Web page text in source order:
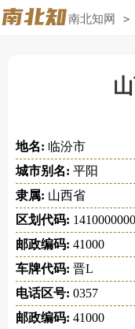
南北知网 >
地名: 临汾市
城市别名: 平阳
隶属: 山西省
区划代码:
邮政编码: 41000
车牌代码: 晋L
电话区号: 0357
邮政编码: 41000